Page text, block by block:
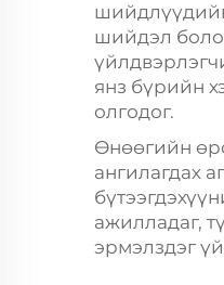
шийдэл
янз бүрийн
олгодог.
Өнөөгийн
ангилагдах
ажилладаг,
эрмэлздэг